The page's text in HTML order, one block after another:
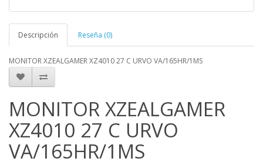
Descripción Reseña (0)
MONITOR XZEALGAMER XZ4010 27 C URVO VA/165HR/1MS
MONITOR XZEALGAMER
XZ4010 27 C URVO
VA/165HR/1MS